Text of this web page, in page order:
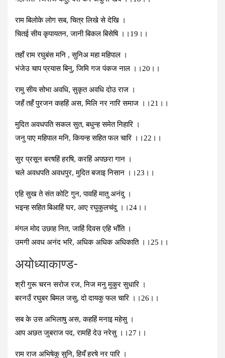
राम बिलोके लोग सब, चित्र लिखे से देखि ।
चितई सीय कृपायतन, जानी बिकल बिसेषि ।।19।।
तहॉं राम रघुबंस मनि , सुनिअ महा महिपाल ।
भंजेउ चाप प्रयास बिनु, जिमि गज पंकज नाल ।।20।।
रामु सीय सोभा अवधि, सुकृत अवधि दोउ राज ।
जहँ तहँ पुरजन कहहिं अस, मिलि नर नारि समाज ।।21।।
मुदित अवधपति सकल सुत, बधुन्‍ह समेत निहारि ।
जनु पाए महिपाल मनि, कियन्‍ह सहित फल चारि ।।22।।
सुर प्रसून बरषहिं हरषि, करहिं अपछरा गान ।
चले अवधपति अवधपुर, मुदित बजाइ निसान ।।23।।
एहि सुख ते संत कोटि गुन, पावहिं मातु अनंदु ।
भइन्‍ह सहित बिआहिं घर, आए रघुकुलचंदु ।।24।।
मंगल मोद उछाह नित, जाहिं दिवस एहि भॉंति ।
उमगी अवध अनंद भरि, अधिक अधिक अधिकाति ।।25।।
अयोध्‍याकाण्‍ड-
श्री गुरू चरन सरोज रज, निज मनु मुकुर सुधारि ।
बरनउँ रघुबर बिमल जसु, दो दायकु फल चारि ।।26।।
सब के उस अभिलाषु अस, कहहिं मनाइ महेसु ।
आप अछत जुबराज पद, रामहिं देउ नरेसु ।।27।।
राम राज अभिषेकु सुनि, हियँ हरषे नर पारि ।